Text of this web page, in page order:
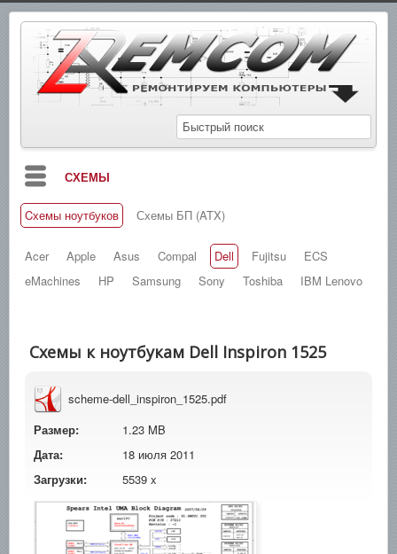
СХЕМЫ
БЛОГ
МАНУАЛЫ
СПРАВОЧНИКИ
НОВОСТИ
ПОИСК
Cхемы ноутбуков Схемы БП (ATX)
Acer Apple Asus Compal Dell Fujitsu
ECS
eMachines
HP Samsung Sony Toshiba IBM Lenovo
Схемы к ноутбукам Dell Inspiron 1525
scheme-dell_inspiron_1525.pdf
Размер:
1.23 MB
Дата:
18 июля 2011
Загрузки:
5539 x